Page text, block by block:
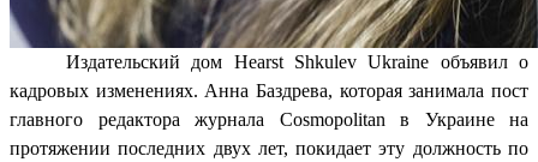
Издательский дом Hearst Shkulev Ukraine объявил о
кадровых изменениях. Анна Баздрева, которая занимала пост
главного редактора журнала Cosmopolitan в Украине на
протяжении последних двух лет, покидает эту должность по